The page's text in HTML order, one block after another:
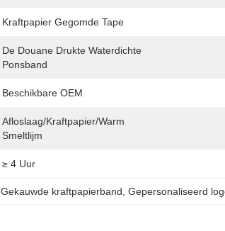
Kraftpapier Gegomde Tape
De Douane Drukte Waterdichte
Ponsband
Beschikbare OEM
Afloslaag/kraftpapier/warm
Smeltlijm
≥ 4 Uur
Gekauwde kraftpapierband Gepersonaliseerd